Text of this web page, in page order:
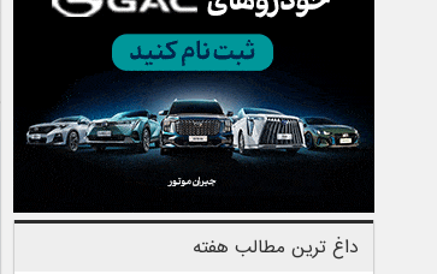
داغ ترین مطالب هفته